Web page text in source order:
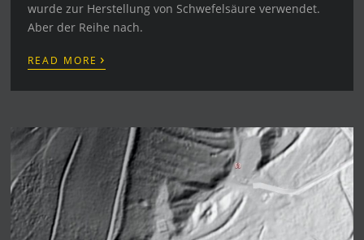
wurde zur Herstellung von Schwefelsäure verwendet.
Aber der Reihe nach.
READ MORE ›